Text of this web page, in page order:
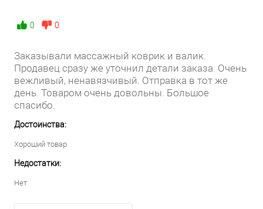
0 0
Заказывали массажный коврик и валик.
Продавец сразу же уточнил детали заказа. Очень
вежливый, ненавязчивый. Отправка в тот же
день. Товаром очень довольны. Большое
спасибо.
Достоинства:
Хороший товар
Недостатки:
Нет